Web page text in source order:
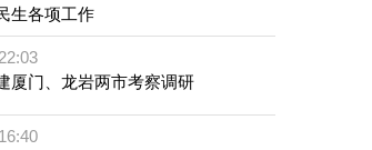
生各项工作
厦门、龙岩两市考察调研